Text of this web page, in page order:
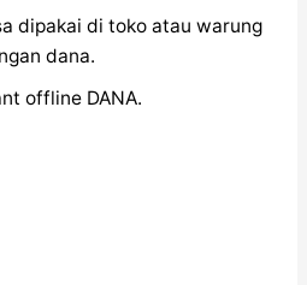
dipakai di toko atau warung
dana.
offline DANA.